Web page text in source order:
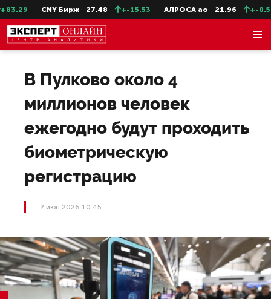
CNY Бирж 27.48 +-15.53 АЛРОСА ао 21.96 +-0.5
В Пулково около 4
миллионов человек
ежегодно будут проходить
биометрическую
регистрацию
2 июн 2026 10:45